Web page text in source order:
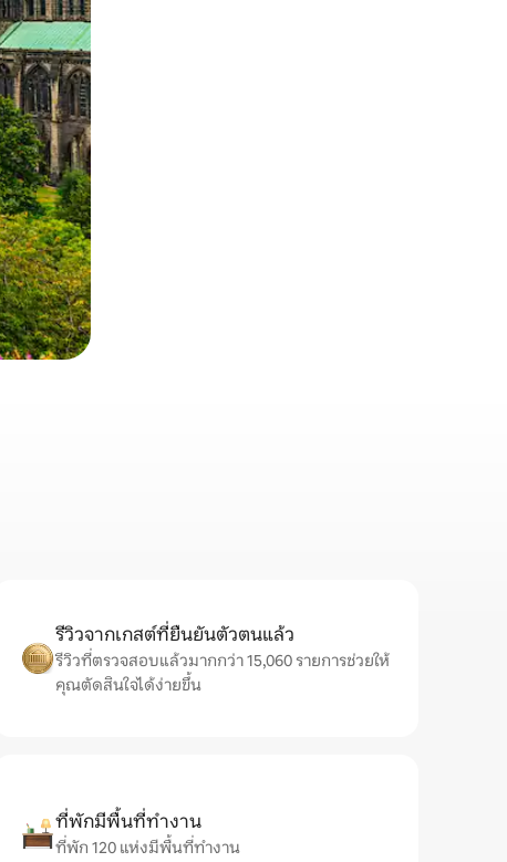
รีวิวจากเกสต์ที่ยืนยันตัวตนแล้ว
รีวิวที่ตรวจสอบแล้วมากกว่า 15,060 รายการช่วยให้
คุณตัดสินใจได้ง่ายขึ้น
ที่พักมีพื้นที่ทำงาน
ที่พัก 120 แห่งมีพื้นที่ทำงาน